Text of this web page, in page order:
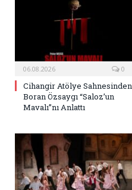
06.08.2026 0
Cihangir Atölye Sahnesinden
Boran Özsaygı “Saloz’un
Mavalı”nı Anlattı